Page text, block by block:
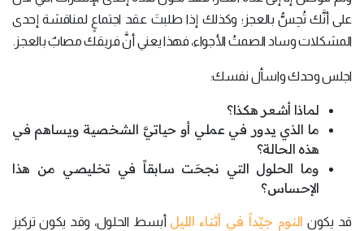
على أنَّك تُحِسُّ بالعجز؛ وكذلك إذا طلبتَ عقد اجتماعٍ لمناقشة إحدى
المشكلات وساد الصمتُ الأجواء، فهذا يعني أنَّ فريقك مصابٌ بالعجز.
اجلس وحدك واسأل نفسك:
لماذا أشعر هكذا؟
ما الذي يدور في عملي أو حياتيَّ الشخصية ويساهم في
هذه الحالة؟
وما الحلول التي نجحَت سابقاً في تخليصي من هذا
الإحساس؟
قد يكون النوم جيِّداً في أثناء الليل أبسط الحلول، وقد يكون تركيز